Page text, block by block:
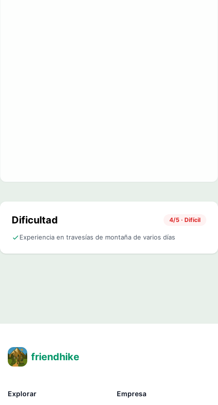
Dificultad 4/5 · Difícil
Experiencia en travesías de montaña de varios días
friendhike
Explorar Empresa